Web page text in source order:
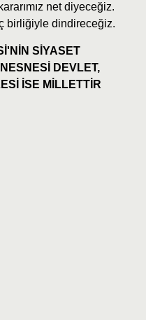
net diyeceğiz.
birliğiyle dindireceğiz.
SİYASET
DEVLET,
İSE MİLLETTİR